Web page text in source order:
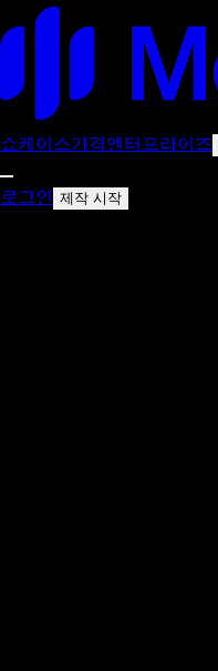
쇼케이스가격엔터프라이즈
로그인 제작 시작